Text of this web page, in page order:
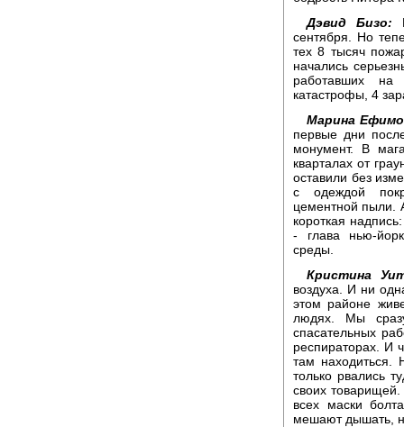
Дэвид Бизо:
сентября. Но
тех 8 тысяч
начались
работавших
катастрофы, 4
Марина
первые дни
монумент. В
кварталах от
оставили без
с одеждой
цементной пыли.
короткая
- глава нью-
среды.
Кристина
воздуха. И ни
этом районе
людях. Мы
спасательных
респираторах. И
там
только рвались
своих
всех маски
мешают дышать,